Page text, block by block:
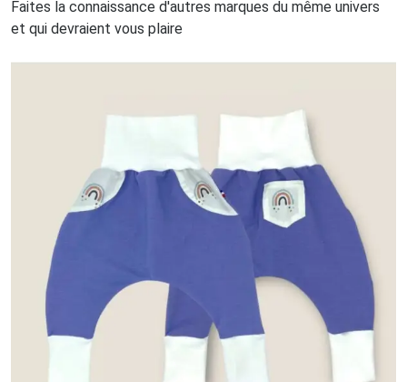
Faites la connaissance d'autres marques du même univers
et qui devraient vous plaire